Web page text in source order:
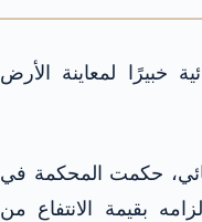
خبيرًا لمعاينة الأرض
حكمت المحكمة في
بقيمة الانتفاع من